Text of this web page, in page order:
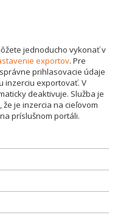
jednoducho vykonať v
exportov. Pre
prihlasovacie údaje
inzerciu exportovať. V
deaktivuje. Služba je
je inzercia na cieľovom
príslušnom portáli.